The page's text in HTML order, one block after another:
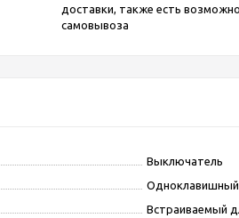
доставки, также есть
самовывоза
Выключатель
Одноклавишный
Встраиваемый